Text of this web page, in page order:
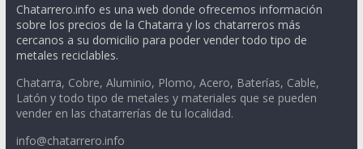
Chatarrero.info es una web donde ofrecemos información
sobre los precios de la Chatarra y los chatarreros más
cercanos a su domicilio para poder vender todo tipo de
metales reciclables.
Chatarra, Cobre, Aluminio, Plomo, Acero, Baterías, Cable,
Latón y todo tipo de metales y materiales que se pueden
vender en las chatarrerías de tu localidad.
info@chatarrero.info